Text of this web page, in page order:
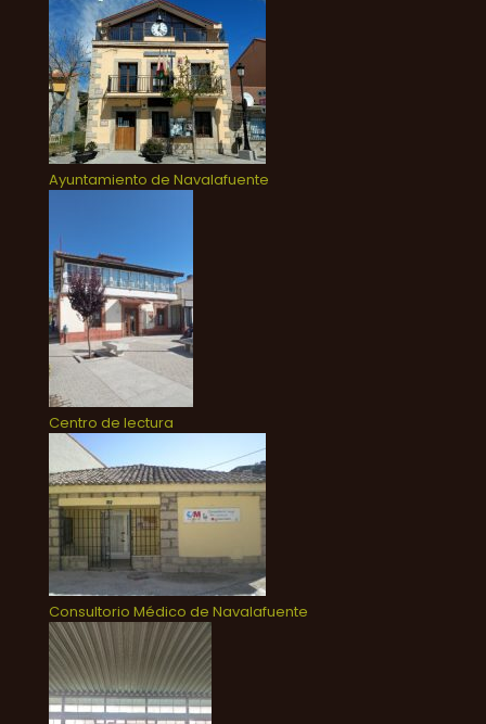
Ayuntamiento de Navalafuente
Centro de lectura
Consultorio Médico de Navalafuente